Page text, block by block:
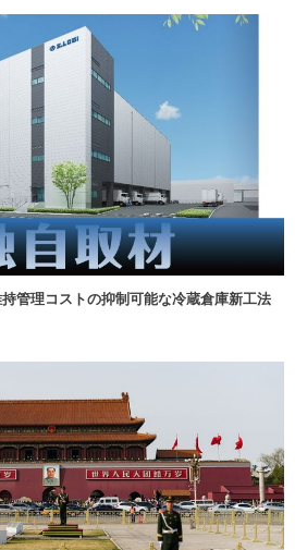
持管理コストの抑制可能な冷蔵倉庫新工法